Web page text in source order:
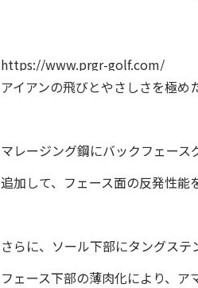
https://www.prgr-golf.com/
アイアンの飛びとやさしさを極め
マレージング鋼にバックフェー
追加して、フェース面の反発性能
さらに、ソール下部にタングステ
フェース下部の薄肉化により、